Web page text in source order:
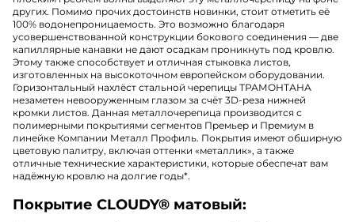
других. Помимо прочих достоинств новинки, стоит отметить её
100% водонепроницаемость. Это возможно благодаря
усовершенствованной конструкции бокового соединения — две
капиллярные канавки не дают осадкам проникнуть под кровлю.
Этому также способствует и отличная стыковка листов,
изготовленных на высокоточном европейском оборудовании.
Горизонтальный нахлёст стальной черепицы ТРАМОНТАНА
незаметен невооруженным глазом за счёт 3D-реза нижней
кромки листов. Данная металлочерепица производится с
полимерными покрытиями сегментов Премьер и Премиум в
линейке Компании Металл Профиль. Покрытия имеют обширную
цветовую палитру, включая оттенки «металлик», а также
отличные технические характеристики, которые обеспечат вам
надёжную кровлю на долгие годы*.
Покрытие CLOUDY® матовый: